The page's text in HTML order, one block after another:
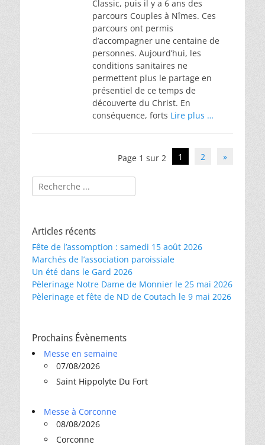
Classic, puis il y a 6 ans des
parcours Couples à Nîmes. Ces
parcours ont permis
d’accompagner une centaine de
personnes. Aujourd’hui, les
conditions sanitaires ne
permettent plus le partage en
présentiel de ce temps de
découverte du Christ. En
conséquence, forts Lire plus …
articles
Page 1 sur 2 1 2 »
Rechercher :
Articles récents
Fête de l’assomption : samedi 15 août 2026
Marchés de l’association paroissiale
Un été dans le Gard 2026
Pèlerinage Notre Dame de Monnier le 25 mai 2026
Pèlerinage et fête de ND de Coutach le 9 mai 2026
Prochains Évènements
Messe en semaine
07/08/2026
Saint Hippolyte Du Fort
Messe à Corconne
08/08/2026
Corconne